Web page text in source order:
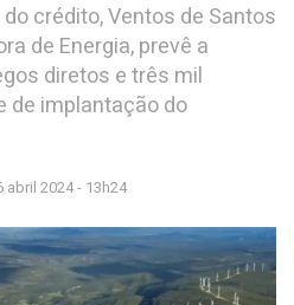
crédito, Ventos de Santos
de Energia, prevê a
diretos e três mil
de implantação do
abril 2024 - 13h24